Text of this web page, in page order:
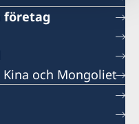
företag
Kina och Mongoliet